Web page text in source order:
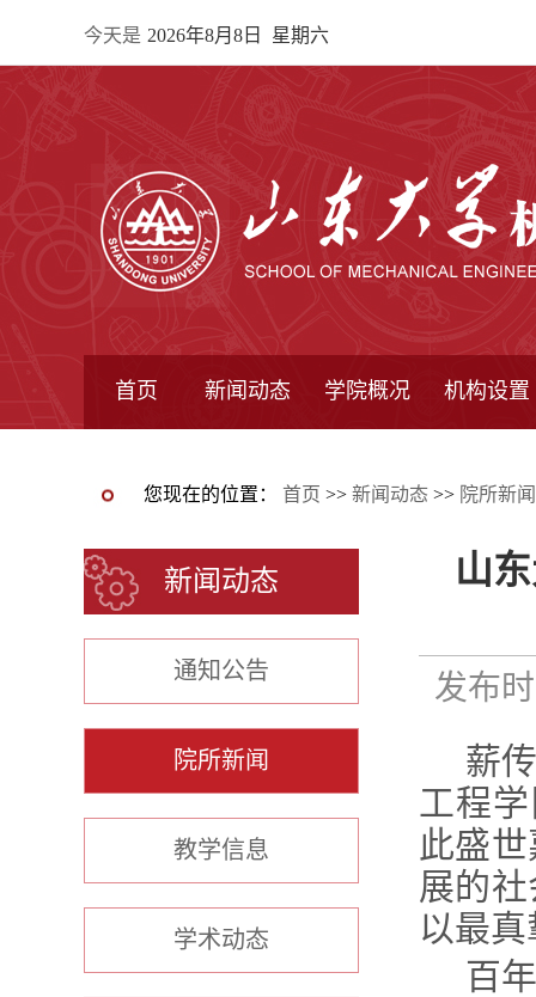
今天是 2026年8月8日 星期六
首页 新闻动态 学院概况 机构设置
您现在的位置： 首页 >> 新闻动态 >> 院所新闻
新闻动态
通知公告
院所新闻
教学信息
学术动态
山
发布
薪
工程
此盛
展的
以最
百